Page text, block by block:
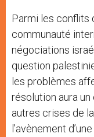
Parmi les conflits
communauté
négociations
question
les problèmes
résolution aura
autres crises de
l’avènement